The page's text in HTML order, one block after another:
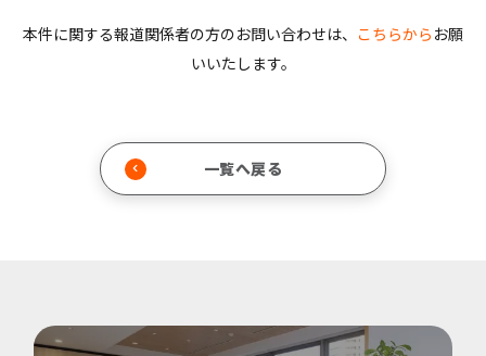
本件に関する報道関係者の方のお問い合わせは、 こちらから お願
いいたします。
一覧へ戻る